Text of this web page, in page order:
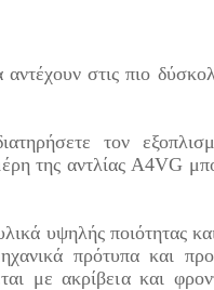
στις πιο
τον
της αντλίας A4VG
υψηλής ποιότητας
πρότυπα και
με ακρίβεια και